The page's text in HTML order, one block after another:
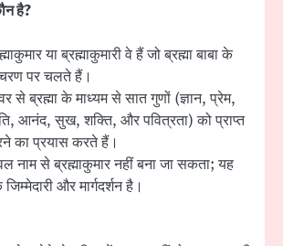
है?
या ब्रह्माकुमारी वे हैं जो ब्रह्मा बाबा के
पर चलते हैं।
से ब्रह्मा के माध्यम से सात गुणों (ज्ञान, प्रेम,
आनंद, सुख, शक्ति, और पवित्रता) को प्राप्त
का प्रयास करते हैं।
नाम से ब्रह्माकुमार नहीं बना जा सकता; यह
और मार्गदर्शन है।